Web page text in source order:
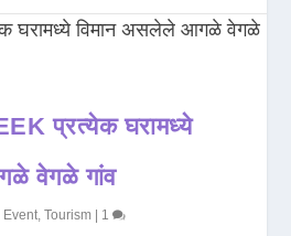
प्रत्येक घरामध्ये
वेगळे गांव
Event,Tourism 1